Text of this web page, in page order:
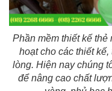
Phần mềm thiết kế
hoạt cho các thiết
lòng. Hiện nay chúng
để nâng cao chất